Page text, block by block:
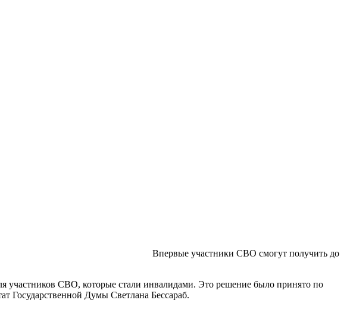
Впервые участники СВО смогут получить до
участников СВО, которые стали инвалидами. Это решение было принято по
Государственной Думы Светлана Бессараб.